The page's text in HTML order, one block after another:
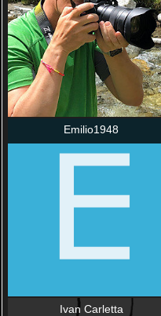
Emilio1948
Ivan Carletta